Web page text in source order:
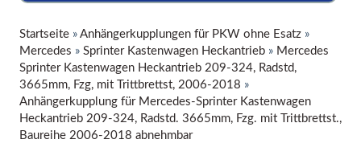
Startseite » Anhängerkupplungen für PKW ohne Esatz »
Mercedes » Sprinter Kastenwagen Heckantrieb » Mercedes
Sprinter Kastenwagen Heckantrieb 209-324, Radstd,
3665mm, Fzg, mit Trittbrettst, 2006-2018 »
Anhängerkupplung für Mercedes-Sprinter Kastenwagen
Heckantrieb 209-324, Radstd. 3665mm, Fzg. mit Trittbrettst.,
Baureihe 2006-2018 abnehmbar